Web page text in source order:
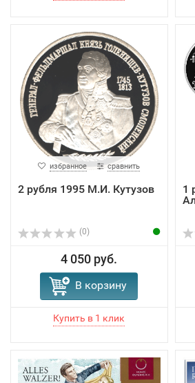
избранное сравнить
2 рубля 1995 М.И. Кутузов
(0)
4 050 руб.
В корзину
1